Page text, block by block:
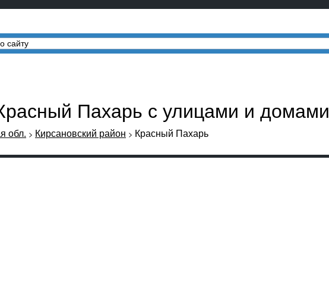
Пахарь с улицами и домами
обл. > Кирсановский район > Красный Пахарь